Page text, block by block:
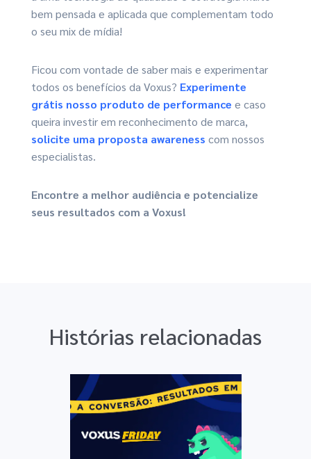
bem pensada e aplicada que complementam todo
o seu mix de mídia!
Ficou com vontade de saber mais e experimentar
todos os benefícios da Voxus? Experimente
grátis nosso produto de performance e caso
queira investir em reconhecimento de marca,
solicite uma proposta awareness com nossos
especialistas.
Encontre a melhor audiência e potencialize
seus resultados com a Voxus!
Histórias relacionadas